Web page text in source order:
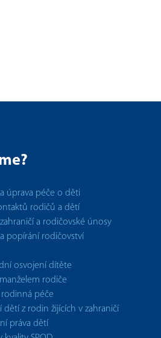
úprava péče o děti
rodičů a dětí
a rodičovské únosy
popírání rodičovství
osvojení dítěte
rodiče
péče
dětí z rodin žijících v zahraničí
práva dětí